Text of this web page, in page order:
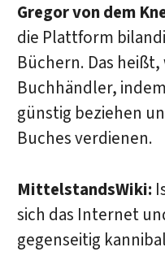
Gregor von dem
die Plattform
Büchern. Das heißt,
Buchhändler,
günstig beziehen
Buches verdienen.
MittelstandsWiki:
sich das Internet
gegenseitig